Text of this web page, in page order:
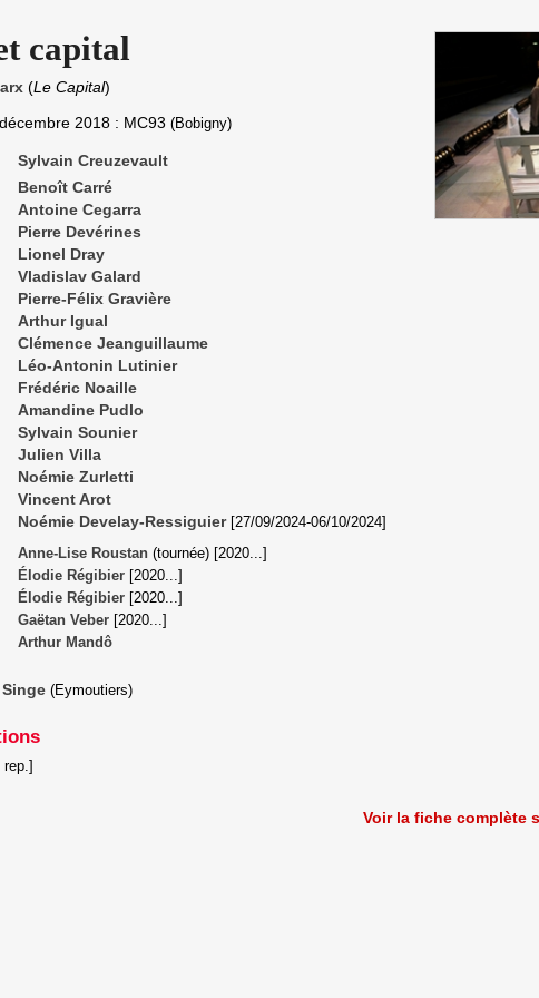
capital
(Le Capital)
2018 : MC93 (Bobigny)
Sylvain Creuzevault
Benoît Carré
Antoine Cegarra
Pierre Devérines
Lionel Dray
Vladislav Galard
Pierre-Félix Gravière
Arthur Igual
Clémence Jeanguillaume
Léo-Antonin Lutinier
Frédéric Noaille
Amandine Pudlo
Sylvain Sounier
Julien Villa
Noémie Zurletti
Vincent Arot
Noémie Develay-Ressiguier 27/09/2024-06/10/2024
Anne-Lise Roustan (tournée) 2020...]
Élodie Régibier 2020...]
Élodie Régibier 2020...]
Gaëtan Veber 2020...]
Arthur Mandô
Singe (Eymoutiers)
rep.]
Voir la fiche complète